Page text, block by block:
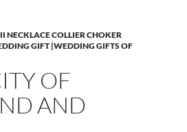
NECKLACE COLLIER CHOKER
GIFT |WEDDING GIFTS OF
OF
AND